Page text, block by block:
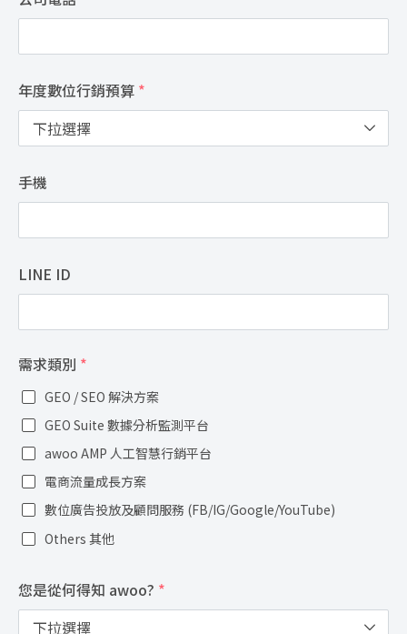
年度數位行銷預算 *
手機
LINE ID
需求類別 *
GEO / SEO 解決方案
GEO Suite 數據分析監測平台
awoo AMP 人工智慧行銷平台
電商流量成長方案
數位廣告投放及顧問服務 (FB/IG/Google/YouTube)
Others 其他
您是從何得知 awoo? *